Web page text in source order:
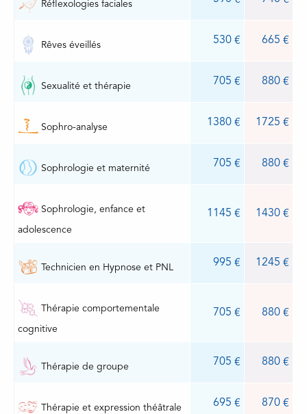
Réflexologies faciales
Rêves éveillés 530 665
Sexualité et thérapie 705 880
Sophro-analyse 1380 1725
Sophrologie et maternité 705 880
Sophrologie, enfance et
adolescence
1145 1430
Technicien en Hypnose et PNL 995 1245
Thérapie comportementale
cognitive
705 880
Thérapie de groupe 705 880
Thérapie et expression théâtrale 695 870